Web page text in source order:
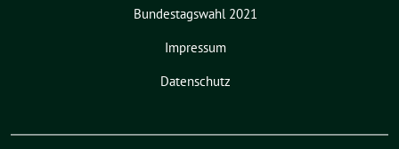
Bundestagswahl 2021
Impressum
Datenschutz